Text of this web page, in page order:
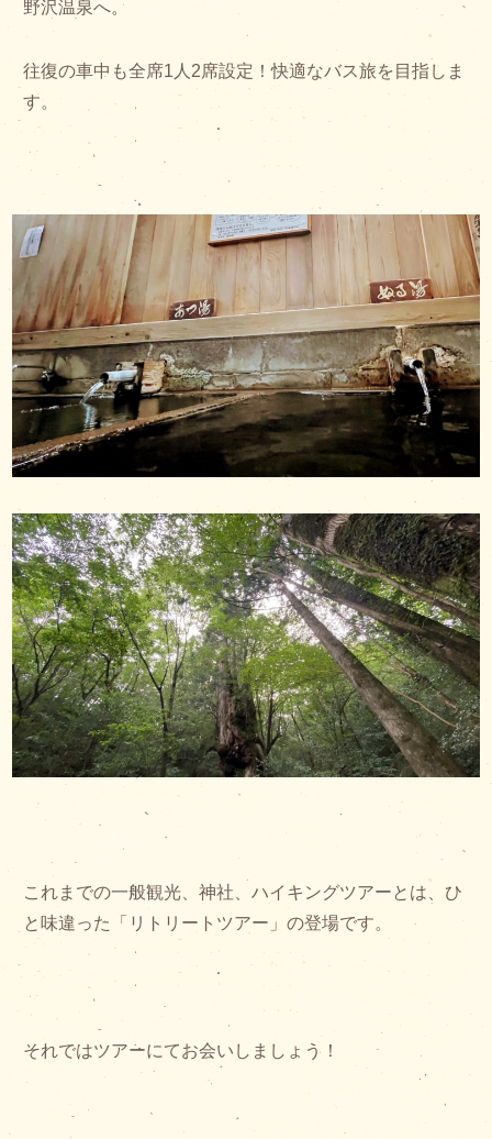
野沢温泉へ。
往復の車中も全席1人2席設定！快適なバス旅を目指しま
す。
これまでの一般観光、神社、ハイキングツアーとは、ひ
と味違った「リトリートツアー」の登場です。
それではツアーにてお会いしましょう！